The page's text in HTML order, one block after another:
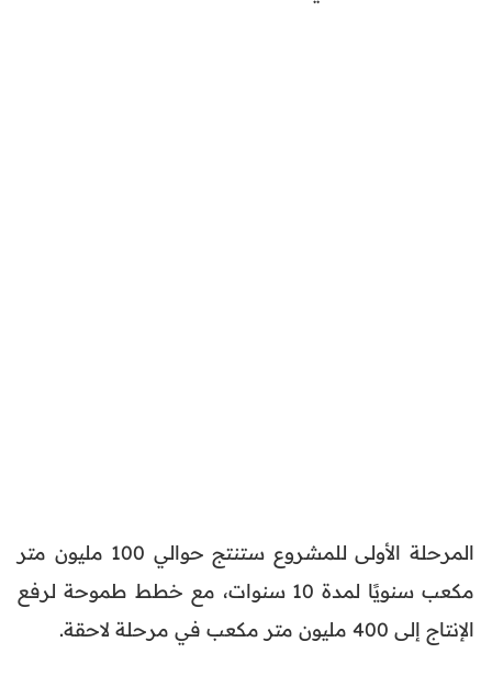
المرحلة الأولى للمشروع ستنتج حوالي 100 مليون متر
مكعب سنويًا لمدة 10 سنوات، مع خطط طموحة لرفع
الإنتاج إلى 400 مليون متر مكعب في مرحلة لاحقة.